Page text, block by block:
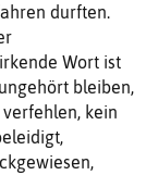
durften.
Wort ist
bleiben,
kein